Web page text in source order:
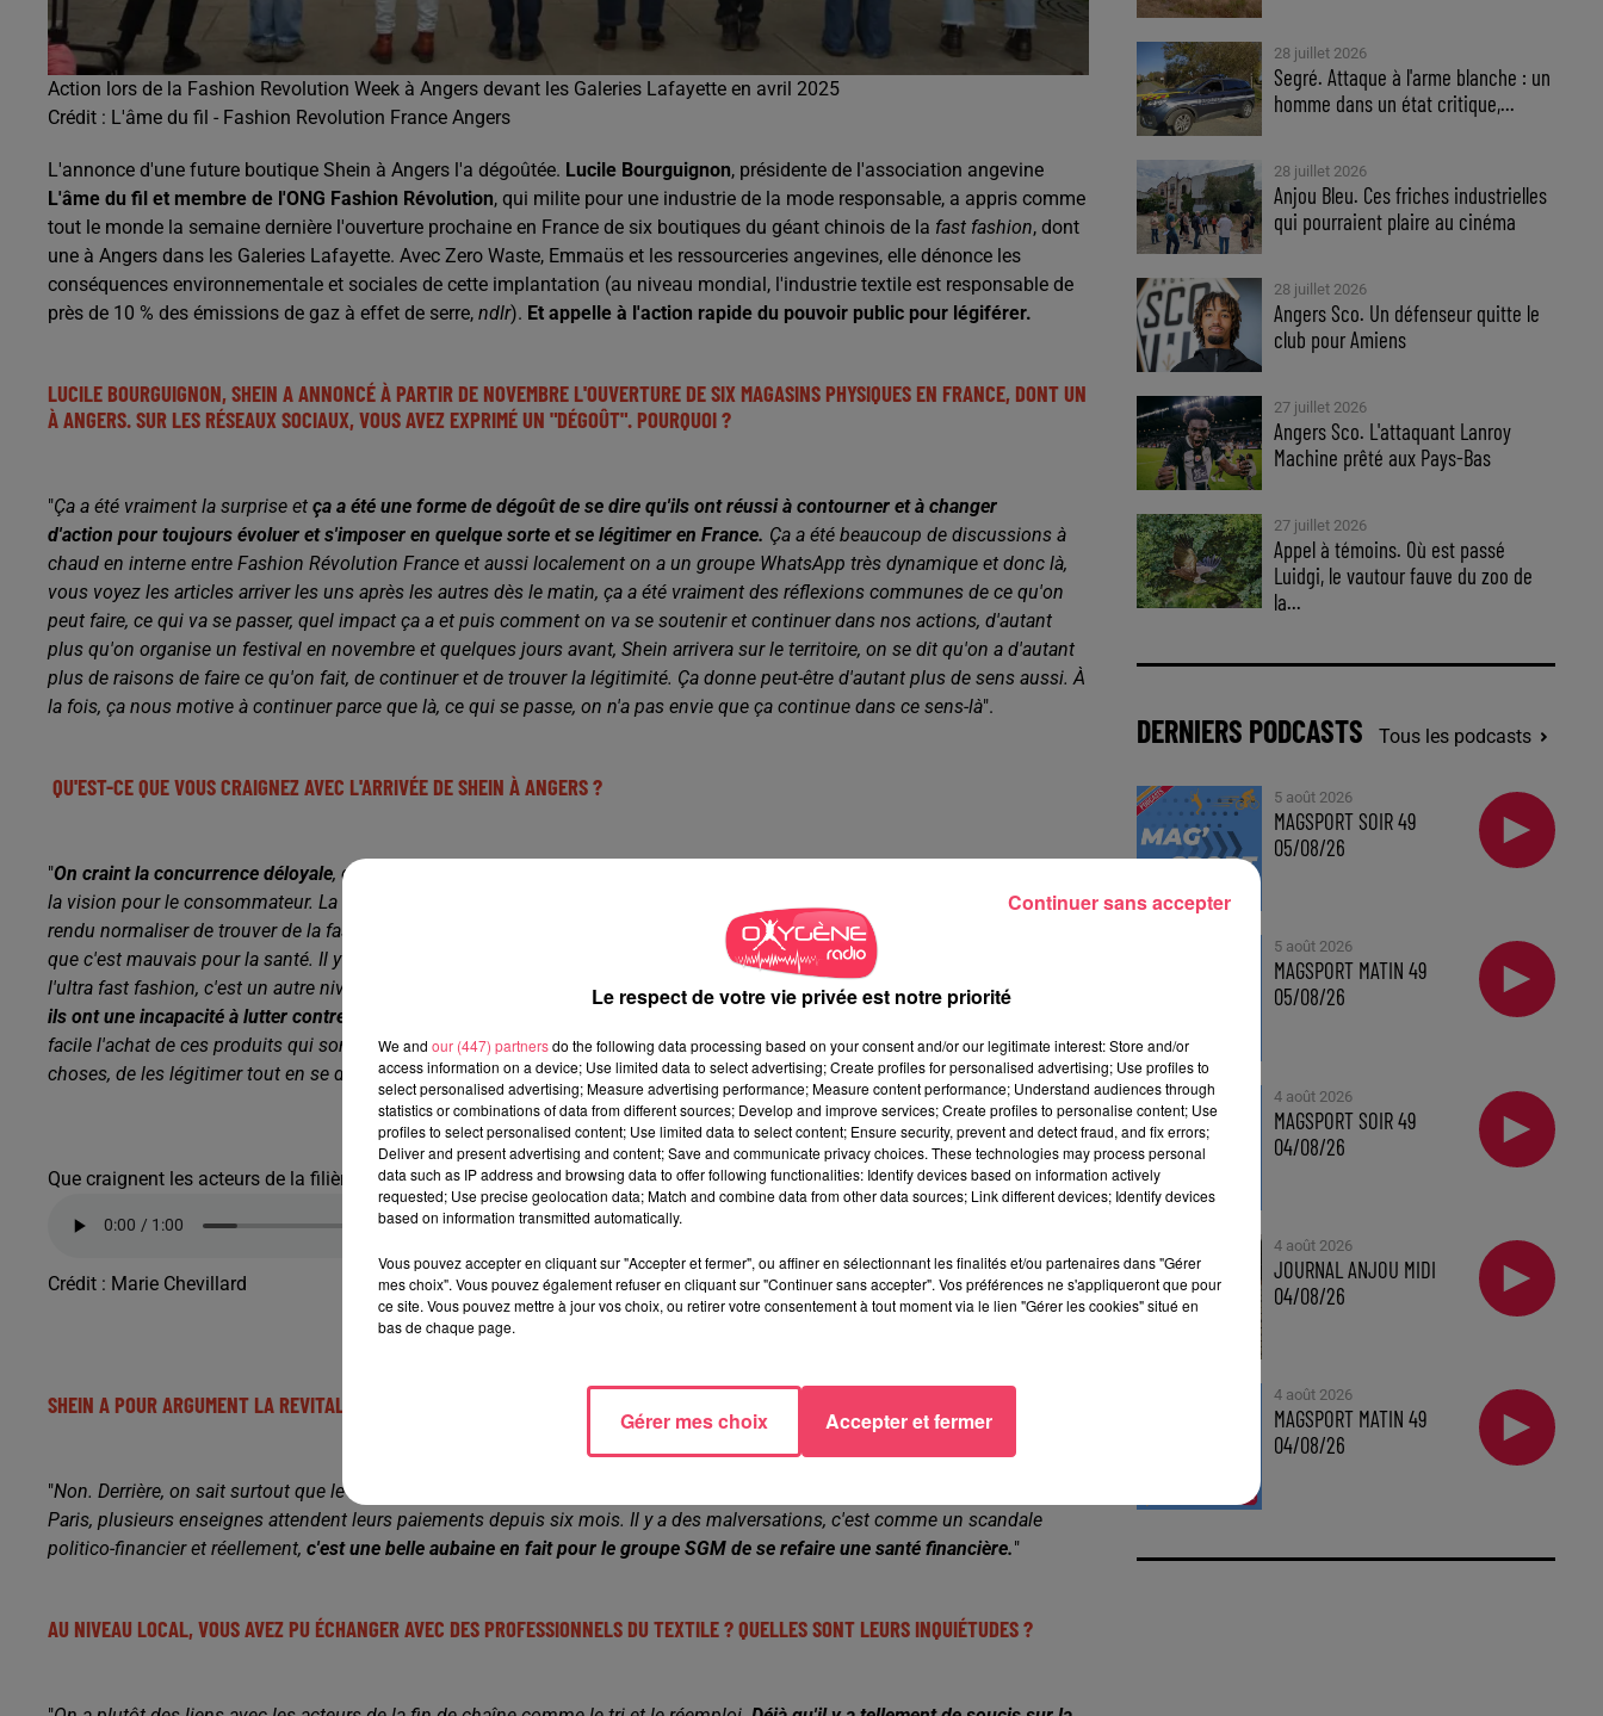
Action lors de la Fashion Revolution Week à Angers devant les Galeries Lafayette en avril 2025
Crédit : L'âme du fil - Fashion Revolution France Angers
L'annonce d'une future boutique Shein à Angers l'a dégoûtée. Lucile Bourguignon, présidente de l'association angevine
L'âme du fil et membre de l'ONG Fashion Révolution, qui milite pour une industrie de la mode responsable, a appris comme
tout le monde la semaine dernière l'ouverture prochaine en France de six boutiques du géant chinois de la fast fashion, dont
une à Angers dans les Galeries Lafayette. Avec Zero Waste, Emmaüs et les ressourceries angevines, elle dénonce les
conséquences environnementale et sociales de cette implantation (au niveau mondial, l'industrie textile est responsable de
près de 10 % des émissions de gaz à effet de serre, ndlr). Et appelle à l'action rapide du pouvoir public pour légiférer.
LUCILE BOURGUIGNON, SHEIN A ANNONCÉ À PARTIR DE NOVEMBRE L'OUVERTURE DE SIX MAGASINS PHYSIQUES EN FRANCE, DONT UN
À ANGERS. SUR LES RÉSEAUX SOCIAUX, VOUS AVEZ EXPRIMÉ UN "DÉGOÛT". POURQUOI ?
"Ça a été vraiment la surprise et ça a été une forme de dégoût de se dire qu'ils ont réussi à contourner et à changer
d'action pour toujours évoluer et s'imposer en quelque sorte et se légitimer en France. Ça a été beaucoup de discussions à
chaud en interne entre Fashion Révolution France et aussi localement on a un groupe WhatsApp très dynamique et donc là,
vous voyez les articles arriver les uns après les autres dès le matin, ça a été vraiment des réflexions communes de ce qu'on
peut faire, ce qui va se passer, quel impact ça a et puis comment on va se soutenir et continuer dans nos actions, d'autant
plus qu'on organise un festival en novembre et quelques jours avant, Shein arrivera sur le territoire, on se dit qu'on a d'autant
plus de raisons de faire ce qu'on fait, de continuer et de trouver la légitimité. Ça donne peut-être d'autant plus de sens aussi. À
la fois, ça nous motive à continuer parce que là, ce qui se passe, on n'a pas envie que ça continue dans ce sens-là".
QU'EST-CE QUE VOUS CRAIGNEZ AVEC L'ARRIVÉE DE SHEIN À ANGERS ?
"On craint la concurrence déloyale, que ça légitime la consommation de ces produits et donc de l'ultra-fast fashion.
la vision pour le consommateur. La barrière entre l'ultra fast fashion et la fast fashion est en train de se réduire. Déjà, on a
rendu normaliser de trouver de la fast fashion, alors qu'il
y a déjà suffisamment de statistiques qui prouvent que ça pollue,
que c'est mauvais pour la santé. Il y a un rapport sorti quelques jours avant l'annonce qui démontrait pourquoi Shein, c'est
l'ultra fast fashion, c'est un autre niveau.
ls ont des manquements incroyables sur les droits humains, sur l'environnement,
ils ont une incapacité à lutter contre le travail des enfants et le travail forcé.
facile l'achat de ces produits qui sont issus de conditions abusives, de trafic humain.On est en train de normaliser les
choses, de les légitimer tout en se donnant une belle image dans les Galeries Lafayette."
Que craignent les acteurs de la filière textile ?
Crédit : Marie Chevillard
SHEIN A POUR ARGUMENT LA REVITALISATION DES CENTRE-VILLES, VOUS Y CROYEZ ?
"Non. Derrière, on sait surtout que le Groupe SGM, Société des Grands Magasins, a des problèmes financiers.
Paris, plusieurs enseignes attendent leurs paiements depuis six mois. Il y a des malversations, c'est comme un scandale
politico-financier et réellement, c'est une belle aubaine en fait pour le groupe SGM de se refaire une santé financière."
AU NIVEAU LOCAL, VOUS AVEZ PU ÉCHANGER AVEC DES PROFESSIONNELS DU TEXTILE ? QUELLES SONT LEURS INQUIÉTUDES ?
28 juillet 2026
Segré. Attaque à l'arme blanche : un
homme dans un état critique,...
28 juillet 2026
Anjou Bleu. Ces friches industrielles
qui pourraient plaire au cinéma
28 juillet 2026
Angers Sco. Un défenseur quitte le
club pour Amiens
27 juillet 2026
Angers Sco. L'attaquant Lanroy
Machine prêté aux Pays-Bas
27 juillet 2026
Appel à témoins. Où est passé
Luidgi, le vautour fauve du zoo de
la...
DERNIERS PODCASTS Tous les podcasts
5 août 2026
MAGSPORT SOIR 49
05/08/26
5 août 2026
MAGSPORT MATIN 49
05/08/26
4 août 2026
MAGSPORT SOIR 49
04/08/26
4 août 2026
JOURNAL ANJOU MIDI
04/08/26
4 août 2026
MAGSPORT MATIN 49
04/08/26
Le respect de votre vie privée est notre priorité
We and our (447) partnersdo the following data processing based on your consent and/or our legitimate interest: Store and/or
access information on a device; Use limited data to select advertising; Create profiles for personalised advertising; Use profiles to
select personalised advertising; Measure advertising performance; Measure content performance; Understand audiences through
statistics or combinations of data from different sources; Develop and improve services; Create profiles to personalise content; Use
profiles to select personalised content; Use limited data to select content; Ensure security, prevent and detect fraud, and fix errors;
Deliver and present advertising and content; Save and communicate privacy choices. These technologies may process personal
data such as IP address and browsing data to offer following functionalities: Identify devices based on information actively
requested; Use precise geolocation data; Match and combine data from other data sources; Link different devices; Identify devices
based on information transmitted automatically.
Vous pouvez accepter en cliquant sur "Accepter et fermer", ou affiner en sélectionnant les finalités et/ou partenaires dans "Gérer
mes choix". Vous pouvez également refuser en cliquant sur "Continuer sans accepter". Vos préférences ne s'appliqueront que pour
ce site. Vous pouvez mettre à jour vos choix, ou retirer votre consentement à tout moment via le lien "Gérer les cookies" situé en
bas de chaque page.
Gérer mes choix Accepter et fermer
Continuer sans accepter